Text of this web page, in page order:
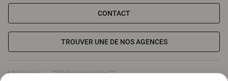
CONTACT
TROUVER UNE DE NOS AGENCES
Matériaux Téléchargements (7)